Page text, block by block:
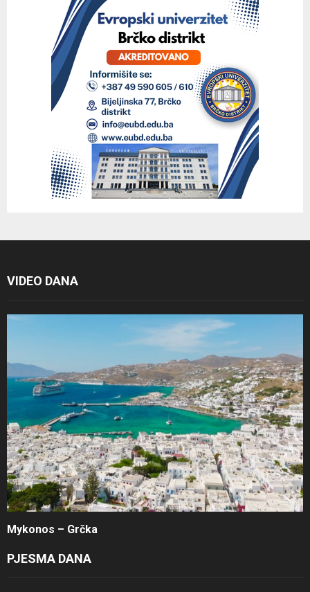
VIDEO DANA
Mykonos – Grčka
PJESMA DANA